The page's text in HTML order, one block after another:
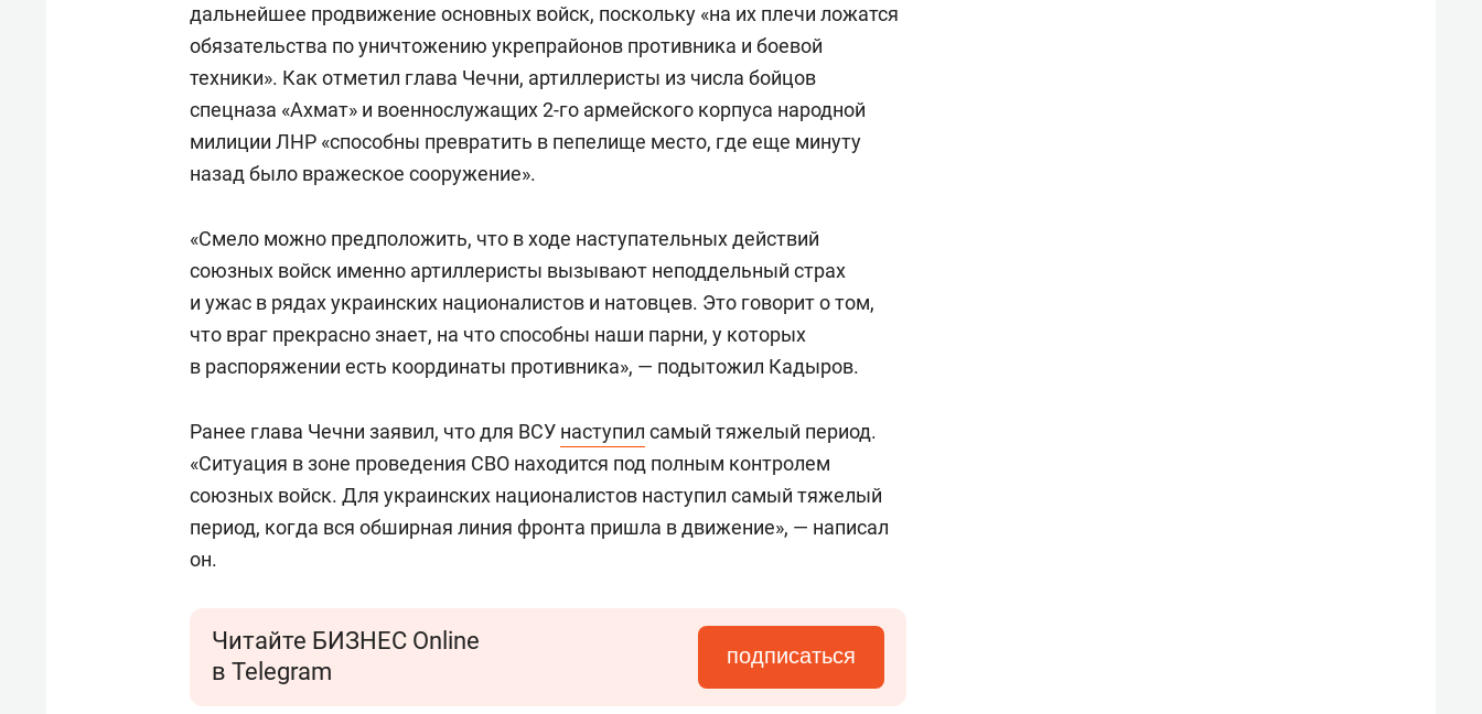
дальнейшее продвижение основных войск, поскольку «на их плечи ложатся
обязательства по уничтожению укрепрайонов противника и боевой
техники». Как отметил глава Чечни, артиллеристы из числа бойцов
спецназа «Ахмат» и военнослужащих 2-го армейского корпуса народной
милиции ЛНР «способны превратить в пепелище место, где еще минуту
назад было вражеское сооружение».
«Смело можно предположить, что в ходе наступательных действий
союзных войск именно артиллеристы вызывают неподдельный страх
и ужас в рядах украинских националистов и натовцев. Это говорит о том,
что враг прекрасно знает, на что способны наши парни, у которых
в распоряжении есть координаты противника», — подытожил Кадыров.
Ранее глава Чечни заявил, что для ВСУ наступил самый тяжелый период.
«Ситуация в зоне проведения СВО находится под полным контролем
союзных войск. Для украинских националистов наступил самый тяжелый
период, когда вся обширная линия фронта пришла в движение», — написал
он.
Читайте БИЗНЕС Online
в Telegram
подписаться